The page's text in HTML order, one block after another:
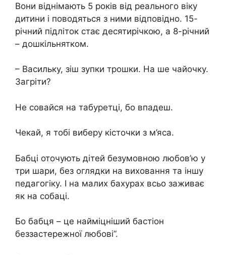
Вони віднімають 5 років від реального віку
дитини і поводяться з ними відповідно. 15-
річний підліток стає десятирічкою, а 8-річний
– дошкільнятком.
– Васильку, зіш зупки трошки. На ше чайочку.
Загріти?
Не совайся на табуретці, бо впадеш.
Чекай, я тобі виберу кісточки з м’яса.
Бабці оточують дітей безумовною любов’ю у
три шари, без оглядки на виховання та іншу
педагогіку. І на малих бахурах всьо заживає
як на собаці.
Бо бабця – це найміцніший бастіон
беззастережної любові”.